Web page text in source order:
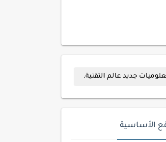
جديد عالم التقنية.
الأساسية